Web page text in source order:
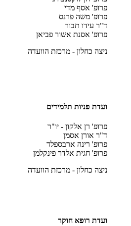
פרופ' אסף מדי
פרופ' משה פרנס
ד"ר עידו תבור
פרופ' אסנת אשור פביאן
ניצה כחלון - מרכזת הוועדה
ועדת פניות תלמידים
פרופ' רן אלקון - יו"ר
ד"ר אורן אסמן
פרופ' רינה ארבספלד
פרופ' חגית אלדר פינקלמן
ניצה כחלון - מרכזת הוועדה
ועדת רופא חוקר